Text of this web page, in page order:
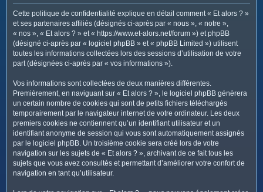
Cette politique de confidentialité explique en détail comment « Et alors ? »
et ses partenaires affiliés (désignés ci-après par « nous », « notre »,
« nos », « Et alors ? » et « https://www.et-alors.net/forum ») et phpBB
(désigné ci-après par « logiciel phpBB » et « phpBB Limited ») utilisent
toutes les informations collectées lors des sessions d’utilisation de votre
part (désignées ci-après par « vos informations »).
Vos informations sont collectées de deux manières différentes.
Premièrement, en naviguant sur « Et alors ? », le logiciel phpBB génèrera
un certain nombre de cookies qui sont de petits fichiers téléchargés
temporairement par le navigateur internet de votre ordinateur. Les deux
premiers cookies ne contiennent qu’un identifiant utilisateur et un
identifiant anonyme de session qui vous sont automatiquement assignés
par le logiciel phpBB. Un troisième cookie sera créé lors de votre
navigation sur les sujets de « Et alors ? », archivant de ce fait tous les
sujets que vous avez consultés et permettant d’améliorer votre confort de
navigation en tant qu’utilisateur.